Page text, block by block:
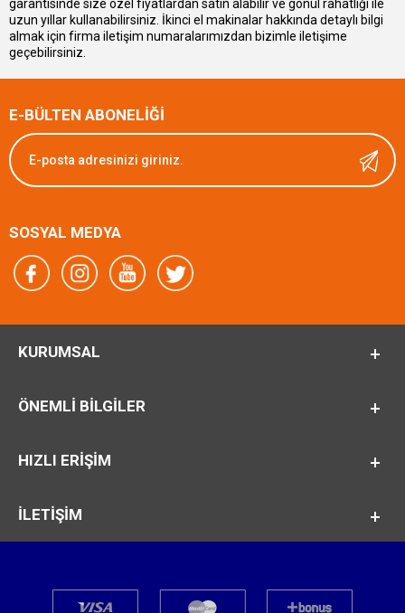
garantisinde size özel fiyatlardan satın alabilir ve gönül rahatlığı ile
uzun yıllar kullanabilirsiniz. İkinci el makinalar hakkında detaylı bilgi
almak için firma iletişim numaralarımızdan bizimle iletişime
geçebilirsiniz.
E-BÜLTEN ABONELİĞİ
SOSYAL MEDYA
KURUMSAL
ÖNEMLI BILGILER
HIZLI ERİŞİM
İLETİŞİM